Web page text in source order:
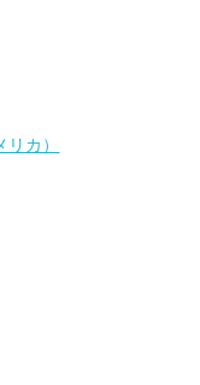
カ）